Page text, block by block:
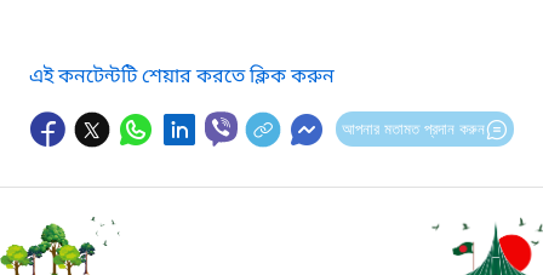
এই কনটেন্টটি শেয়ার করতে ক্লিক করুন
আপনার মতামত প্রদান করুন